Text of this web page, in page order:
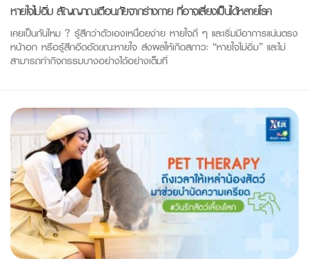
หายใจไม่อิ่ม สัญญาณเตือนภัยจากร่างกาย ที่อาจเสี่ยงเป็นได้หลายโรค
เคยเป็นกันไหม ? รู้สึกว่าตัวเองเหนื่อยง่าย หายใจถี่ ๆ และเริ่มมีอาการแน่นตรง
หน้าอก หรือรู้สึกอึดอัดขณะหายใจ ส่งผลให้เกิดสภาวะ “หายใจไม่อิ่ม” และไม่
สามารถทำกิจกรรมบางอย่างได้อย่างเต็มที่